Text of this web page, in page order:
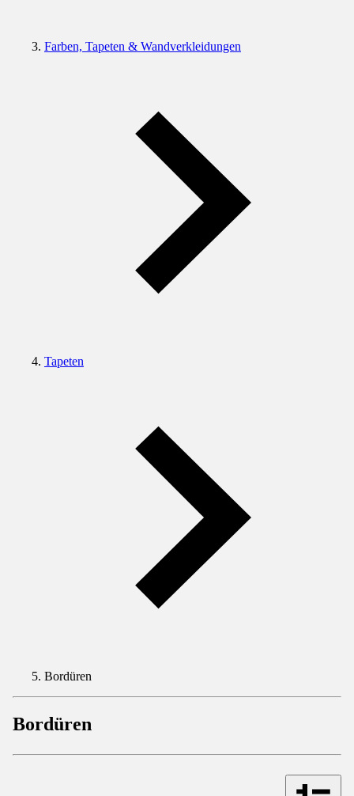
Farben, Tapeten & Wandverkleidungen
Tapeten
Bordüren
Bordüren